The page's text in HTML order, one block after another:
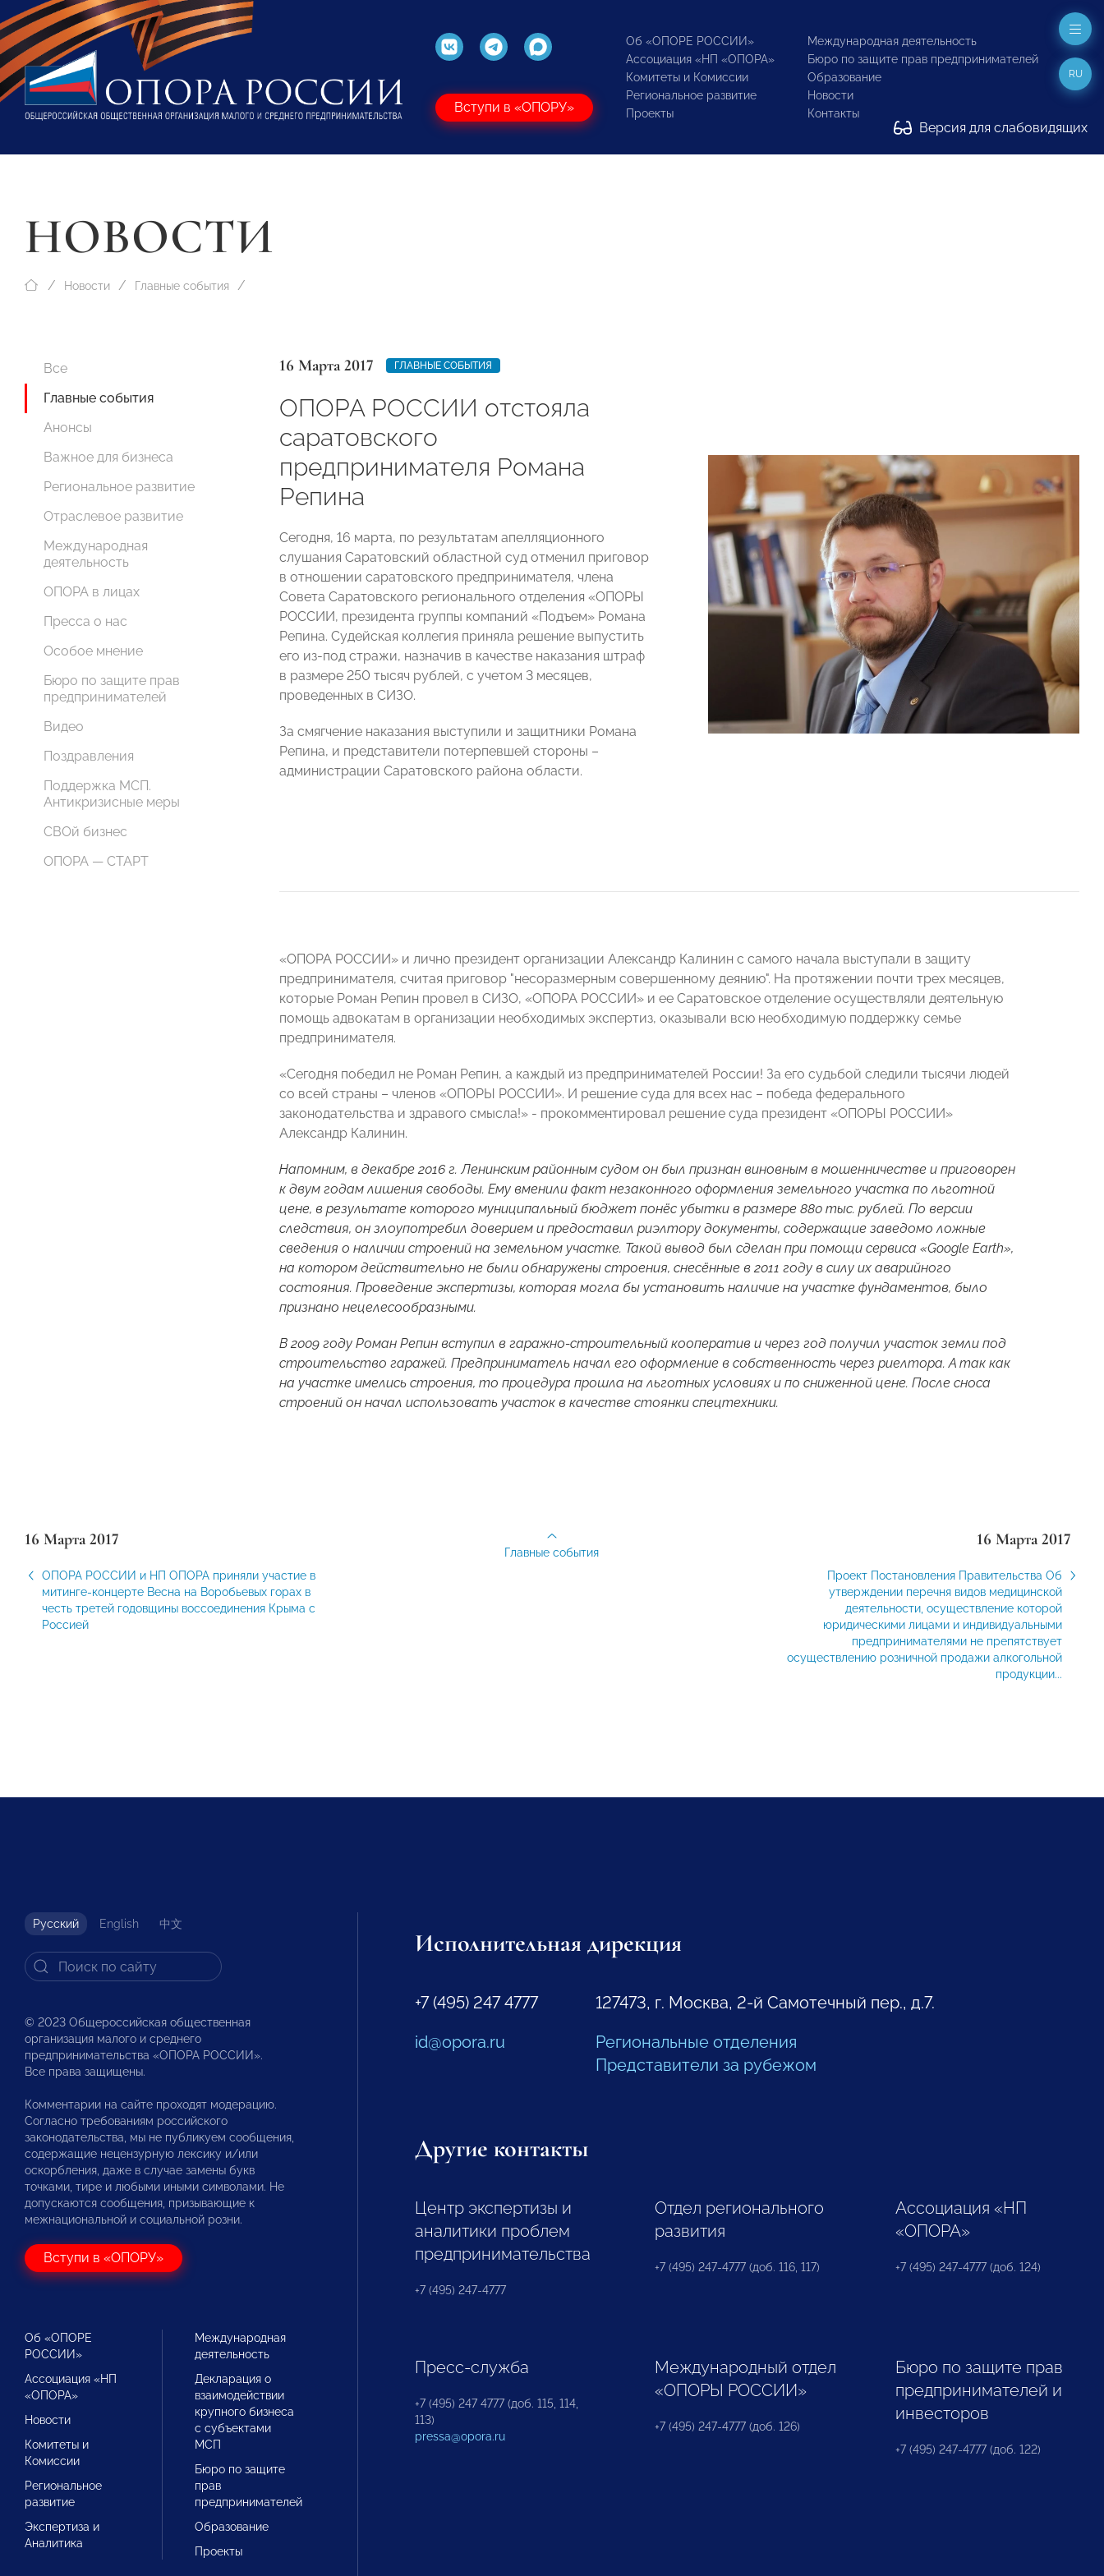
Вступи в «ОПОРУ»
Об «ОПОРЕ РОССИИ»
Ассоциация «НП «ОПОРА»
Комитеты и Комиссии
Региональное развитие
Проекты
Международная деятельность
Бюро по защите прав предпринимателей
Образование
Новости
Контакты
Версия для слабовидящих
RU
НОВОСТИ
Новости Главные события
Все
Главные события
Анонсы
Важное для бизнеса
Региональное развитие
Отраслевое развитие
Международная
деятельность
ОПОРА в лицах
Пресса о нас
Особое мнение
Бюро по защите прав
предпринимателей
Видео
Поздравления
Поддержка МСП.
Антикризисные меры
СВОй бизнес
ОПОРА — СТАРТ
16 Марта 2017 ГЛАВНЫЕ СОБЫТИЯ
ОПОРА РОССИИ отстояла
саратовского
предпринимателя Романа
Репина
Сегодня, 16 марта, по результатам апелляционного
слушания Саратовский областной суд отменил приговор
в отношении саратовского предпринимателя, члена
Совета Саратовского регионального отделения «ОПОРЫ
РОССИИ, президента группы компаний «Подъем» Романа
Репина. Судейская коллегия приняла решение выпустить
его из-под стражи, назначив в качестве наказания штраф
в размере 250 тысяч рублей, с учетом 3 месяцев,
проведенных в СИЗО.
За смягчение наказания выступили и защитники Романа
Репина, и представители потерпевшей стороны –
администрации Саратовского района области.
«ОПОРА РОССИИ» и лично президент организации Александр Калинин с самого начала выступали в защиту
предпринимателя, считая приговор "несоразмерным совершенному деянию". На протяжении почти трех месяцев,
которые Роман Репин провел в СИЗО, «ОПОРА РОССИИ» и ее Саратовское отделение осуществляли деятельную
помощь адвокатам в организации необходимых экспертиз, оказывали всю необходимую поддержку семье
предпринимателя.
«Сегодня победил не Роман Репин, а каждый из предпринимателей России! За его судьбой следили тысячи людей
со всей страны – членов «ОПОРЫ РОССИИ». И решение суда для всех нас – победа федерального
законодательства и здравого смысла!» - прокомментировал решение суда президент «ОПОРЫ РОССИИ»
Александр Калинин.
Напомним, в декабре 2016 г. Ленинским районным судом он был признан виновным в мошенничестве и приговорен
к двум годам лишения свободы. Ему вменили факт незаконного оформления земельного участка по льготной
цене, в результате которого муниципальный бюджет понёс убытки в размере 880 тыс. рублей. По версии
следствия, он злоупотребил доверием и предоставил риэлтору документы, содержащие заведомо ложные
сведения о наличии строений на земельном участке. Такой вывод был сделан при помощи сервиса «Google Earth»,
на котором действительно не были обнаружены строения, снесённые в 2011 году в силу их аварийного
состояния. Проведение экспертизы, которая могла бы установить наличие на участке фундаментов, было
признано нецелесообразными.
В 2009 году Роман Репин вступил в гаражно-строительный кооператив и через год получил участок земли под
строительство гаражей. Предприниматель начал его оформление в собственность через риелтора. А так как
на участке имелись строения, то процедура прошла на льготных условиях и по сниженной цене. После сноса
строений он начал использовать участок в качестве стоянки спецтехники.
16 Марта 2017
ОПОРА РОССИИ и НП ОПОРА приняли участие в
митинге-концерте Весна на Воробьевых горах в
честь третей годовщины воссоединения Крыма с
Россией
16 Марта 2017
Проект Постановления Правительства Об
утверждении перечня видов медицинской
деятельности, осуществление которой
юридическими лицами и индивидуальными
предпринимателями не препятствует
осуществлению розничной продажи алкогольной
продукции...
Главные события
Русский English 中文
© 2023 Общероссийская общественная
организация малого и среднего
предпринимательства «ОПОРА РОССИИ».
Все права защищены.
Комментарии на сайте проходят модерацию.
Согласно требованиям российского
законодательства, мы не публикуем сообщения,
содержащие нецензурную лексику и/или
оскорбления, даже в случае замены букв
точками, тире и любыми иными символами. Не
допускаются сообщения, призывающие к
межнациональной и социальной розни.
Вступи в «ОПОРУ»
Об «ОПОРЕ
РОССИИ»
Ассоциация «НП
«ОПОРА»
Новости
Комитеты и
Комиссии
Региональное
развитие
Экспертиза и
Аналитика
Международная
деятельность
Декларация о
взаимодействии
крупного бизнеса
с субъектами
МСП
Бюро по защите
прав
предпринимателей
Образование
Проекты
Исполнительная дирекция
+7 (495) 247 4777
id@opora.ru
127473, г. Москва, 2-й Самотечный пер., д.7.
Региональные отделения
Представители за рубежом
Другие контакты
Центр экспертизы и
аналитики проблем
предпринимательства
+7 (495) 247-4777
Отдел регионального
развития
+7 (495) 247-4777 (доб. 116, 117)
Ассоциация «НП
«ОПОРА»
+7 (495) 247-4777 (доб. 124)
Пресс-служба
+7 (495) 247 4777 (доб. 115, 114,
113)
pressa@opora.ru
Международный отдел
«ОПОРЫ РОССИИ»
+7 (495) 247-4777 (доб. 126)
Бюро по защите прав
предпринимателей и
инвесторов
+7 (495) 247-4777 (доб. 122)